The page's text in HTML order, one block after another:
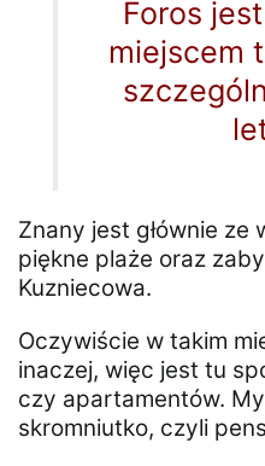
Foros
miejscem
Znany jest głównie ze
piękne plaże oraz
Kuzniecowa.
Oczywiście w takim
inaczej, więc jest tu
czy apartamentów.
skromniutko, czyli